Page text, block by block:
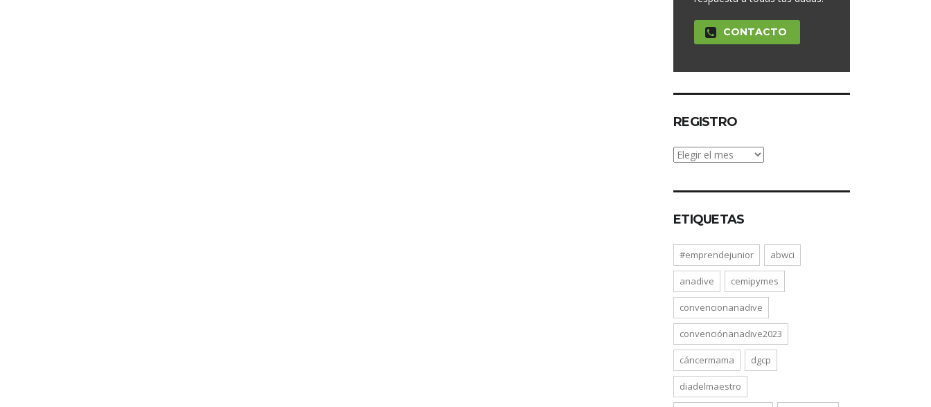
CONTACTO
REGISTRO
Registro
ETIQUETAS
#emprendejunior abwci
anadive cemipymes
convencionanadive
convenciónanadive2023
cáncermama dgcp
diadelmaestro